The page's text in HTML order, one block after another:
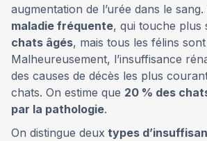
augmentation de l’urée dans le sang.
maladie fréquente, qui touche plus
chats âgés, mais tous les félins
Malheureusement, l’insuffisance
des causes de décès les plus
chats. On estime que 20 % des
par la pathologie.
On distingue deux types